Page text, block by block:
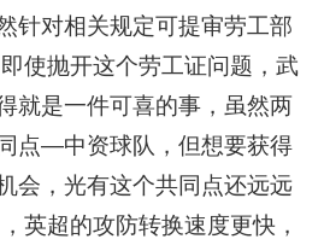
针对相关规定可提审劳工部
使抛开这个劳工证问题，武
就是一件可喜的事，虽然两
点—中资球队，但想要获得
会，光有这个共同点还远远
英超的攻防转换速度更快，